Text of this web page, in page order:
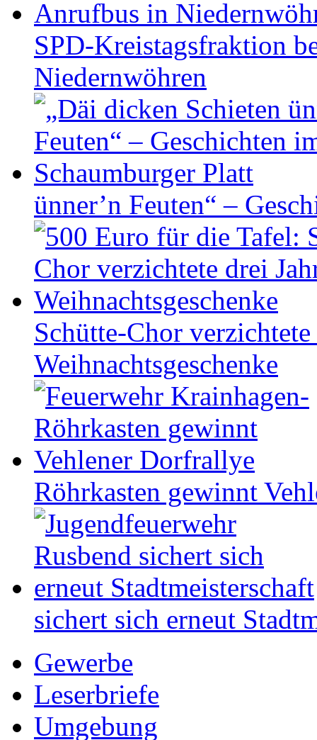
SPD-Kreistagsfraktion
Niedernwöhren
ünner’n Feuten“ –
Schütte-Chor
Weihnachtsgeschenke
Röhrkasten gewinnt
sichert sich erneut
Gewerbe
Leserbriefe
Umgebung